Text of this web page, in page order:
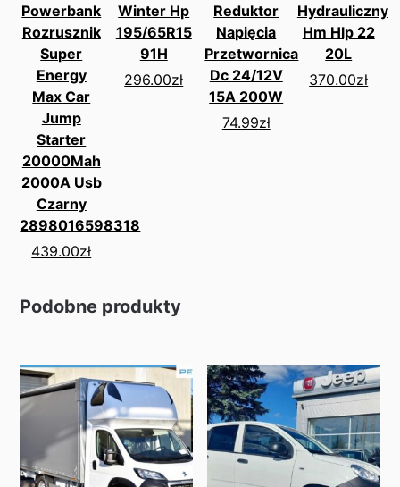
Powerbank
Rozrusznik
Super
Energy
Max Car
Jump
Starter
20000Mah
2000A Usb
Czarny
2898016598318
439.00zł
Winter Hp
195/65R15
91H
296.00zł
Reduktor
Napięcia
Przetwornica
Dc 24/12V
15A 200W
74.99zł
Hydrauliczny
Hm Hlp 22
20L
370.00zł
Podobne produkty